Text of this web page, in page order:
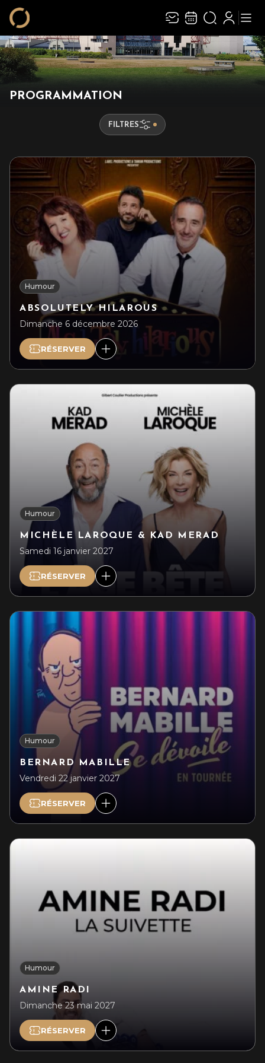
Recevez toute l’actualité en vous abonnant à
notre newsletter :
ENVOYER
consentement à tout moment. Pour en savoir plus, consultez notrepolitique de
protection des données.
PROGRAMMATION
FILTRES
Humour
ABSOLUTELY HILAROUS
Dimanche 6 décembre 2026
RÉSERVER
Humour
MICHÈLE LAROQUE & KAD MERAD
Samedi 16 janvier 2027
RÉSERVER
Humour
BERNARD MABILLE
Vendredi 22 janvier 2027
RÉSERVER
Humour
AMINE RADI
Dimanche 23 mai 2027
RÉSERVER